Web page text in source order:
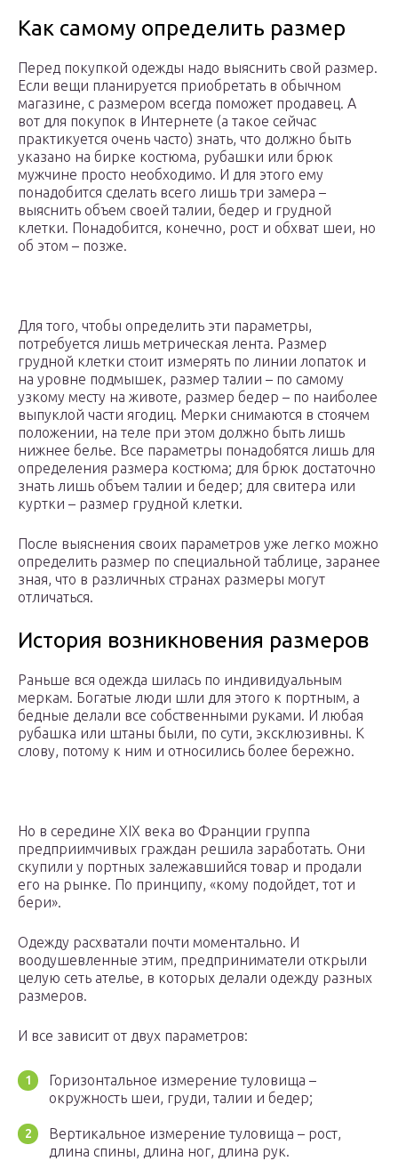
Как самому определить размер
Перед покупкой одежды надо выяснить свой размер.
Если вещи планируется приобретать в обычном
магазине, с размером всегда поможет продавец. А
вот для покупок в Интернете (а такое сейчас
практикуется очень часто) знать, что должно быть
указано на бирке костюма, рубашки или брюк
мужчине просто необходимо. И для этого ему
понадобится сделать всего лишь три замера –
выяснить объем своей талии, бедер и грудной
клетки. Понадобится, конечно, рост и обхват шеи, но
об этом – позже.
Для того, чтобы определить эти параметры,
потребуется лишь метрическая лента. Размер
грудной клетки стоит измерять по линии лопаток и
на уровне подмышек, размер талии – по самому
узкому месту на животе, размер бедер – по наиболее
выпуклой части ягодиц. Мерки снимаются в стоячем
положении, на теле при этом должно быть лишь
нижнее белье. Все параметры понадобятся лишь для
определения размера костюма; для брюк достаточно
знать лишь объем талии и бедер; для свитера или
куртки – размер грудной клетки.
После выяснения своих параметров уже легко можно
определить размер по специальной таблице, заранее
зная, что в различных странах размеры могут
отличаться.
История возникновения размеров
Раньше вся одежда шилась по индивидуальным
меркам. Богатые люди шли для этого к портным, а
бедные делали все собственными руками. И любая
рубашка или штаны были, по сути, эксклюзивны. К
слову, потому к ним и относились более бережно.
Но в середине XIX века во Франции группа
предприимчивых граждан решила заработать. Они
скупили у портных залежавшийся товар и продали
его на рынке. По принципу, «кому подойдет, тот и
бери».
Одежду расхватали почти моментально. И
воодушевленные этим, предприниматели открыли
целую сеть ателье, в которых делали одежду разных
размеров.
И все зависит от двух параметров:
Горизонтальное измерение туловища –
окружность шеи, груди, талии и бедер;
Вертикальное измерение туловища – рост,
длина спины, длина ног, длина рук.